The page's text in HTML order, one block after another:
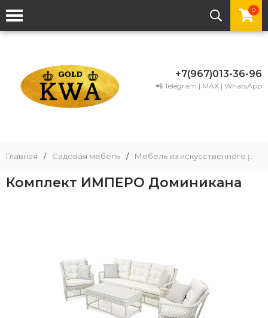
0
+7(967)013-36-96
📲 Telegram | MAX | WhatsApp
Главная / Садовая мебель / Мебель из искусственного
Комплект ИМПЕРО Доминикана